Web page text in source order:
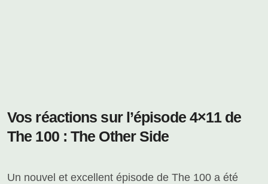
Vos réactions sur l’épisode 4×11 de
The 100 : The Other Side
Un nouvel et excellent épisode de The 100 a été